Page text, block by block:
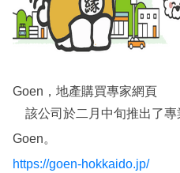
Goen，地產購買專家網頁
該公司於二月中旬推出了專
Goen。
https://goen-hokkaido.jp/